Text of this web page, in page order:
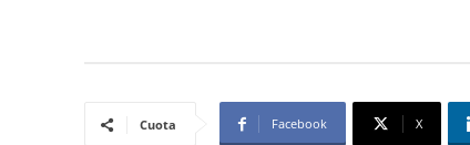
Cuota Facebook X